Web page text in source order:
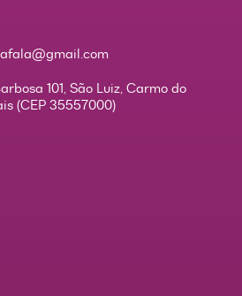
101, São Luiz, Carmo do
(CEP 35557000)